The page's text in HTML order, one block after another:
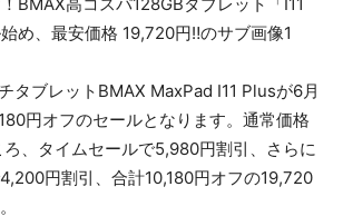
タブレットBMAX MaxPad I11 Plusが6月
円オフのセールとなります。通常価格
、タイムセールで5,980円割引、さらに
円割引、合計10,180円オフの19,720